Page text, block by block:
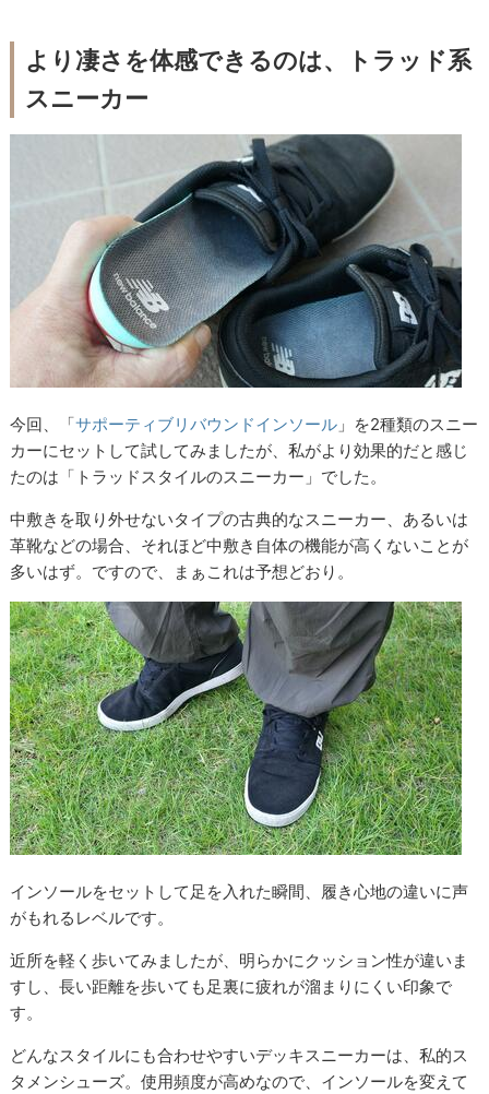
より凄さを体感できるのは、トラッド系
スニーカー
今回、「サポーティブリバウンドインソール 」を2種類のスニー
カーにセットして試してみましたが、私がより効果的だと感じ
たのは「トラッドスタイルのスニーカー」でした。
中敷きを取り外せないタイプの古典的なスニーカー、あるいは
革靴などの場合、それほど中敷き自体の機能が高くないことが
多いはず。ですので、まぁこれは予想どおり。
インソールをセットして足を入れた瞬間、履き心地の違いに声
がもれるレベルです。
近所を軽く歩いてみましたが、明らかにクッション性が違いま
すし、長い距離を歩いても足裏に疲れが溜まりにくい印象で
す。
どんなスタイルにも合わせやすいデッキスニーカーは、私的ス
タメンシューズ。使用頻度が高めなので、インソールを変えて